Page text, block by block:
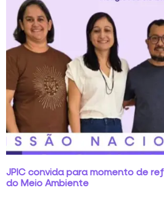
JPIC convida para momento de
do Meio Ambiente